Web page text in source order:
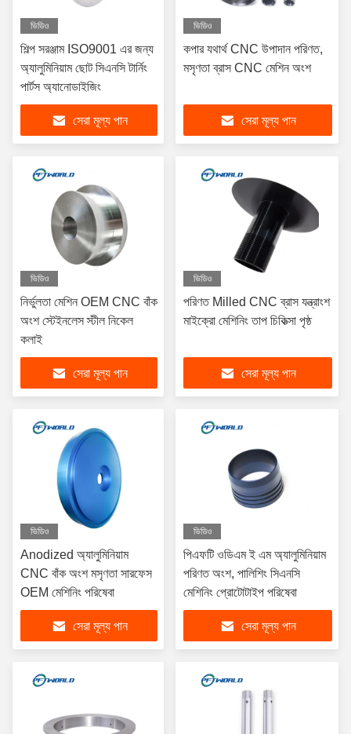
ভিডিও
শিল্প সরঞ্জাম ISO9001 এর জন্য
অ্যালুমিনিয়াম ছোট সিএনসি টার্নিং
পার্টস অ্যানোডাইজিং
সেরা মূল্য পান
ভিডিও
কপার যথার্থ CNC উপাদান পরিণত,
মসৃণতা ব্রাস CNC মেশিন অংশ
সেরা মূল্য পান
ভিডিও
নির্ভুলতা মেশিন OEM CNC বাঁক
অংশ স্টেইনলেস স্টীল নিকেল
কলাই
সেরা মূল্য পান
ভিডিও
পরিণত Milled CNC ব্রাস যন্ত্রাংশ
মাইক্রো মেশিনিং তাপ চিকিত্সা পৃষ্ঠ
সেরা মূল্য পান
ভিডিও
Anodized অ্যালুমিনিয়াম
CNC বাঁক অংশ মসৃণতা সারফেস
OEM মেশিনিং পরিষেবা
সেরা মূল্য পান
ভিডিও
পিএফটি ওডিএম ই এম অ্যালুমিনিয়াম
পরিণত অংশ, পালিশিং সিএনসি
মেশিনিং প্রোটোটাইপ পরিষেবা
সেরা মূল্য পান